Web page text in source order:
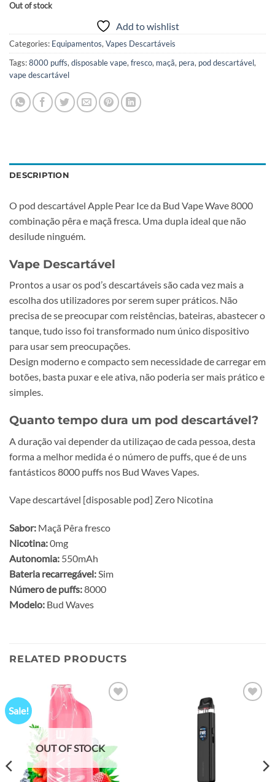
Out of stock
Add to wishlist
Categories: Equipamentos, Vapes Descartáveis
Tags:8000 puffs, disposable vape, fresco, maçã, pera, pod descartável,
vape descartável
DESCRIPTION
O pod descartável Apple Pear Ice da Bud Vape Wave 8000
combinação pêra e maçã fresca. Uma dupla ideal que não
desilude ninguém.
Vape Descartável
Prontos a usar os pod’s descartáveis são cada vez mais a
escolha dos utilizadores por serem super práticos. Não
precisa de se preocupar com reistências, bateiras, abastecer o
tanque, tudo isso foi transformado num único dispositivo
para usar sem preocupações.
Design moderno e compacto sem necessidade de carregar em
botões, basta puxar e ele ativa, não poderia ser mais prático e
simples.
Quanto tempo dura um pod descartável?
A duração vai depender da utilizaçao de cada pessoa, desta
forma a melhor medida é o número de puffs, que é de uns
fantásticos 8000 puffs nos Bud Waves Vapes.
Vape descartável [disposable pod] Zero Nicotina
Sabor: Maçã Pêra fresco
Nicotina:0mg
Autonomia: 550mAh
Bateria recarregável:Sim
Número de puffs:8000
Modelo: Bud Waves
RELATED PRODUCTS
Sale!
OUT OF STOCK